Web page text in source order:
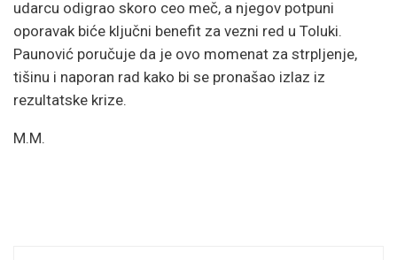
udarcu odigrao skoro ceo meč, a njegov potpuni
oporavak biće ključni benefit za vezni red u Toluki.
Paunović poručuje da je ovo momenat za strpljenje,
tišinu i naporan rad kako bi se pronašao izlaz iz
rezultatske krize.
M.M.